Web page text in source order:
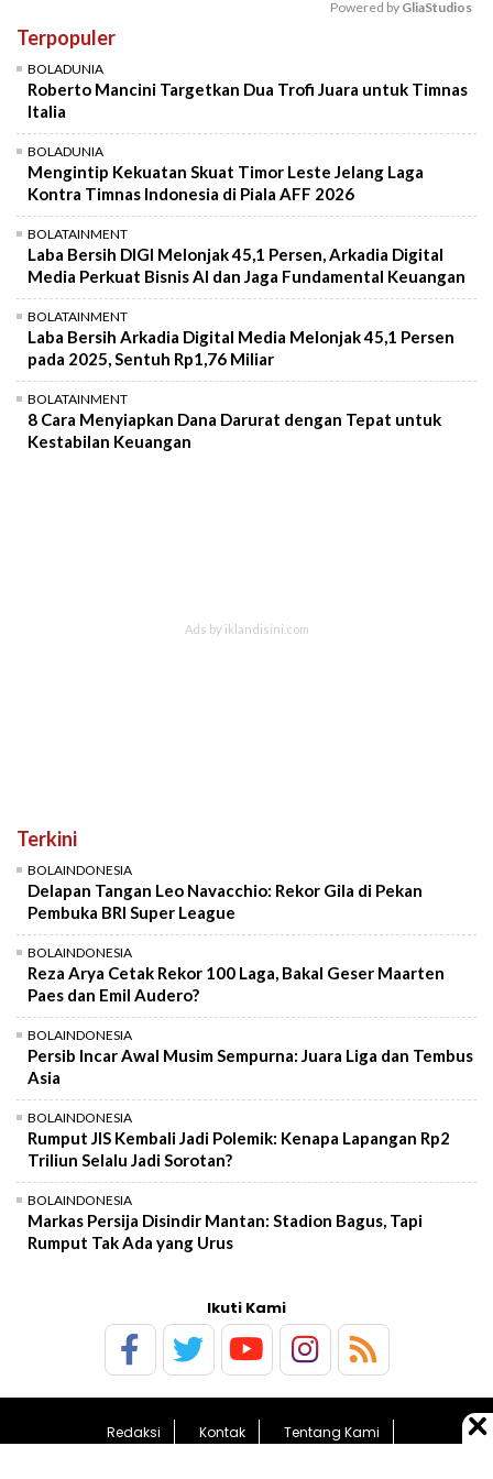
Powered by GliaStudios
Terpopuler
BOLADUNIA
Roberto Mancini Targetkan Dua Trofi Juara untuk Timnas
Italia
BOLADUNIA
Mengintip Kekuatan Skuat Timor Leste Jelang Laga
Kontra Timnas Indonesia di Piala AFF 2026
BOLATAINMENT
Laba Bersih DIGI Melonjak 45,1 Persen, Arkadia Digital
Media Perkuat Bisnis AI dan Jaga Fundamental Keuangan
BOLATAINMENT
Laba Bersih Arkadia Digital Media Melonjak 45,1 Persen
pada 2025, Sentuh Rp1,76 Miliar
BOLATAINMENT
8 Cara Menyiapkan Dana Darurat dengan Tepat untuk
Kestabilan Keuangan
Terkini
BOLAINDONESIA
Delapan Tangan Leo Navacchio: Rekor Gila di Pekan
Pembuka BRI Super League
BOLAINDONESIA
Reza Arya Cetak Rekor 100 Laga, Bakal Geser Maarten
Paes dan Emil Audero?
BOLAINDONESIA
Persib Incar Awal Musim Sempurna: Juara Liga dan Tembus
Asia
BOLAINDONESIA
Rumput JIS Kembali Jadi Polemik: Kenapa Lapangan Rp2
Triliun Selalu Jadi Sorotan?
BOLAINDONESIA
Markas Persija Disindir Mantan: Stadion Bagus, Tapi
Rumput Tak Ada yang Urus
Ikuti Kami
Redaksi Kontak
Tentang Kami